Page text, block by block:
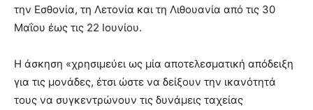
την Εσθονία, τη Λετονία και τη Λιθουανία από τις 30
Μαΐου έως τις 22 Ιουνίου.
Η άσκηση «χρησιμεύει ως μία αποτελεσματική απόδειξη
για τις μονάδες, έτσι ώστε να δείξουν την ικανότητά
τους να συγκεντρώνουν τις δυνάμεις ταχείας